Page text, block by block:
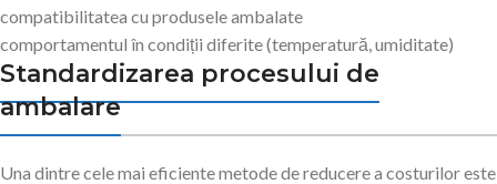
compatibilitatea cu produsele ambalate
comportamentul în condiții diferite (temperatură, umiditate)
Standardizarea procesului de
ambalare
Una dintre cele mai eficiente metode de reducere a costurilor este